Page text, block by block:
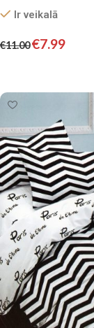
Ir veikalā
€11.00€7.99